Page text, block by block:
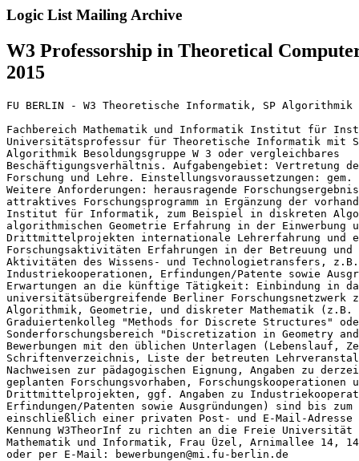
Logic List Mailing Archive
W3 Professorship in Theoretical
2015
FU BERLIN - W3 Theoretische Informatik, SP
Fachbereich Mathematik und Informatik Institut für
Universitätsprofessur für Theoretische Informatik mit
Algorithmik Besoldungsgruppe W 3 oder vergleichbares
Beschäftigungsverhältnis. Aufgabengebiet: Vertretung
Forschung und Lehre. Einstellungsvoraussetzungen:
Weitere Anforderungen: herausragende
attraktives Forschungsprogramm in Ergänzung der
Institut für Informatik, zum Beispiel in diskreten
algorithmischen Geometrie Erfahrung in der Einwerbung
Drittmittelprojekten internationale Lehrerfahrung und
Forschungsaktivitäten Erfahrungen in der Betreuung und
Aktivitäten des Wissens- und Technologietransfers,
Industriekooperationen, Erfindungen/Patente sowie
Erwartungen an die künftige Tätigkeit: Einbindung in
universitätsübergreifende Berliner Forschungsnetzwerk
Algorithmik, Geometrie, und diskreter Mathematik
Graduiertenkolleg "Methods for Discrete Structures"
Sonderforschungsbereich "Discretization in Geometry
Bewerbungen mit den üblichen Unterlagen (Lebenslauf,
Schriftenverzeichnis, Liste der betreuten
Nachweisen zur pädagogischen Eignung, Angaben zu
geplanten Forschungsvorhaben, Forschungskooperationen
Drittmittelprojekten, ggf. Angaben zu
Erfindungen/Patenten sowie Ausgründungen) sind bis
einschließlich einer privaten Post- und E-Mail-Adresse
Kennung W3TheorInf zu richten an die Freie
Mathematik und Informatik, Frau Üzel, Arnimallee 14,
oder per E-Mail: bewerbungen@mi.fu-berlin.de